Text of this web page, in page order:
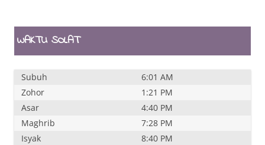
WAKTU SOLAT
Subuh
6:01 AM
Zohor
1:21 PM
Asar
4:40 PM
Maghrib
7:28 PM
Isyak
8:40 PM